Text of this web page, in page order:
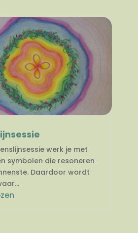
werk je met
symbolen die resoneren
Daardoor wordt